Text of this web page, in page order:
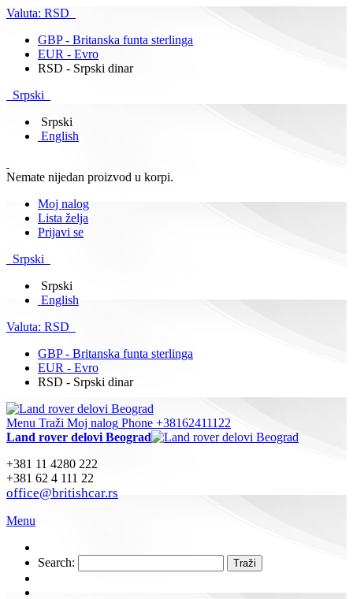
Valuta: RSD
GBP - Britanska funta sterlinga
EUR - Evro
RSD - Srpski dinar
Srpski
Srpski
English
Nemate nijedan proizvod u korpi.
Moj nalog
Lista želja
Prijavi se
Srpski
Srpski
English
Valuta: RSD
GBP - Britanska funta sterlinga
EUR - Evro
RSD - Srpski dinar
Menu Traži Moj nalog Phone +38162411122
Land rover delovi Beograd
+381 11 4280 222
+381 62 4 111 22
office@britishcar.rs
Menu
Search: Traži